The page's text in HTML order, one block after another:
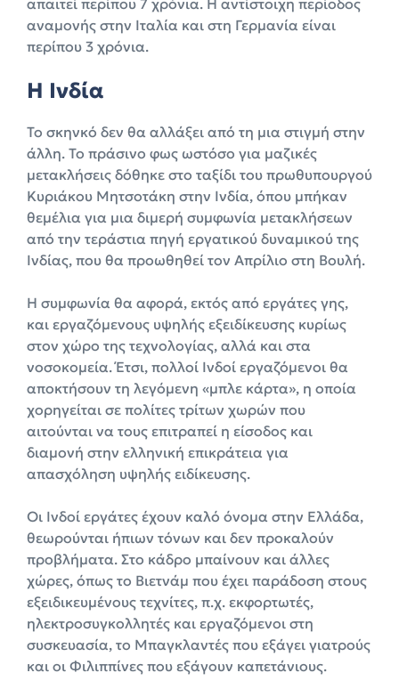
απαιτεί περίπου 7 χρόνια. Η αντίστοιχη περίοδος
αναμονής στην Ιταλία και στη Γερμανία είναι
περίπου 3 χρόνια.
Η Ινδία
Το σκηνκό δεν θα αλλάξει από τη μια στιγμή στην
άλλη. Το πράσινο φως ωστόσο για μαζικές
μετακλήσεις δόθηκε στο ταξίδι του πρωθυπουργού
Κυριάκου Μητσοτάκη στην Ινδία, όπου μπήκαν
θεμέλια για μια διμερή συμφωνία μετακλήσεων
από την τεράστια πηγή εργατικού δυναμικού της
Ινδίας, που θα προωθηθεί τον Απρίλιο στη Βουλή.
Η συμφωνία θα αφορά, εκτός από εργάτες γης,
και εργαζόμενους υψηλής εξειδίκευσης κυρίως
στον χώρο της τεχνολογίας, αλλά και στα
νοσοκομεία. Έτσι, πολλοί Ινδοί εργαζόμενοι θα
αποκτήσουν τη λεγόμενη «μπλε κάρτα», η οποία
χορηγείται σε πολίτες τρίτων χωρών που
αιτούνται να τους επιτραπεί η είσοδος και
διαμονή στην ελληνική επικράτεια για
απασχόληση υψηλής ειδίκευσης.
Οι Ινδοί εργάτες έχουν καλό όνομα στην Ελλάδα,
θεωρούνται ήπιων τόνων και δεν προκαλούν
προβλήματα. Στο κάδρο μπαίνουν και άλλες
χώρες, όπως το Βιετνάμ που έχει παράδοση στους
εξειδικευμένους τεχνίτες, π.χ. εκφορτωτές,
ηλεκτροσυγκολλητές και εργαζόμενοι στη
συσκευασία, το Μπαγκλαντές που εξάγει γιατρούς
και οι Φιλιππίνες που εξάγουν καπετάνιους.